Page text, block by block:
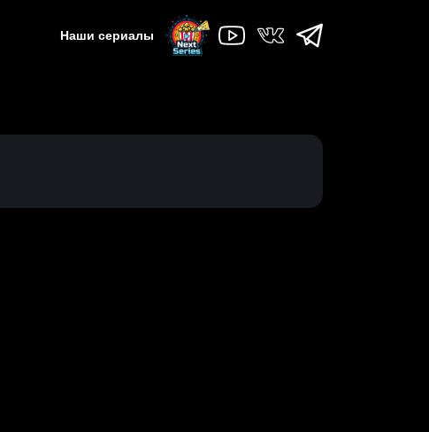
Наши сериалы